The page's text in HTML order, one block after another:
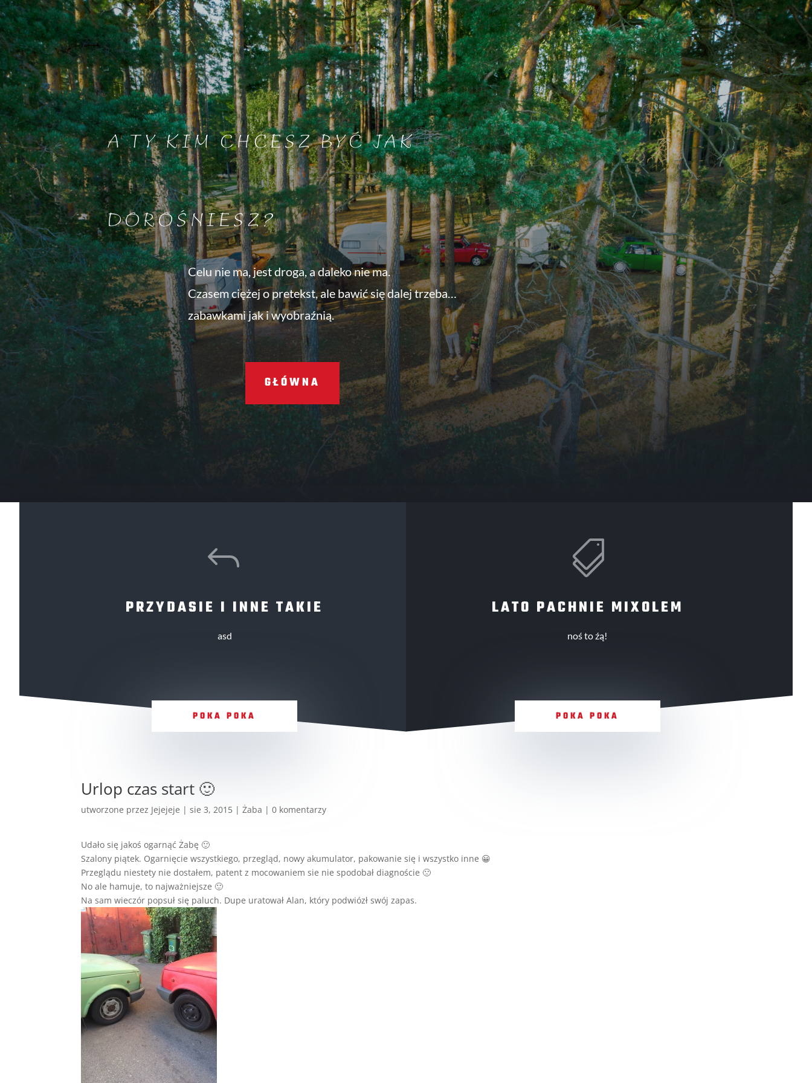
A TY KIM CHCESZ BYĆ JAK
DOROŚNIESZ?
Celu nie ma, jest droga, a daleko nie ma.
Czasem ciężej o pretekst, ale bawić się dalej trzeba…
zabawkami jak i wyobraźnią.
GŁÓWNA
J
PRZYDASIE I INNE TAKIE
asd
POKA POKA

LATO PACHNIE MIXOLEM
noś to źą!
POKA POKA
Urlop czas start 🙂
utworzone przez Jejejeje |sie 3, 2015 |Żaba |0 komentarzy
Udało się jakoś ogarnąć Żabę 🙂
Szalony piątek. Ogarnięcie wszystkiego, przegląd, nowy akumulator, pakowanie się i wszystko inne 😀
Przeglądu niestety nie dostałem, patent z mocowaniem sie nie spodobał diagnoście 🙁
No ale hamuje, to najważniejsze 🙂
Na sam wieczór popsuł się paluch. Dupe uratował Alan, który podwiózł swój zapas.